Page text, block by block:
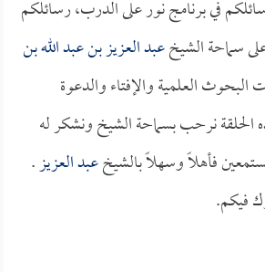
في برنامج نور على الدرب، رسائلكم
سماحة الشيخعبد العزيز بن عبد الله بن
البحوث العلمية والإفتاء والدعوة
الحلقة نرحب بسماحة الشيخ ونشكر له
فأهلاً وسهلاً بالشيخعبد العزيز.
فيكم.